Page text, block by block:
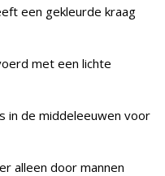
een gekleurde kraag
met een lichte
in de middeleeuwen voor
alleen door mannen